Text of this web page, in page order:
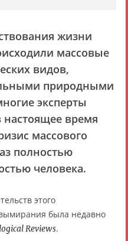
жизни
массовые
видов,
природными
эксперты
настоящее время
массового
полностью
человека.
этого
была недавно
Reviews.